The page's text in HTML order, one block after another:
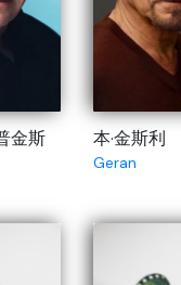
金斯 本·金斯利
Geran